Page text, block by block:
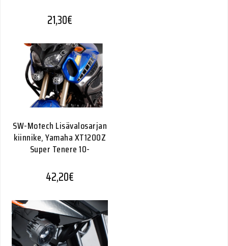
21,30€
SW-Motech Lisävalosarjan
kiinnike, Yamaha XT1200Z
Super Tenere 10-
42,20€